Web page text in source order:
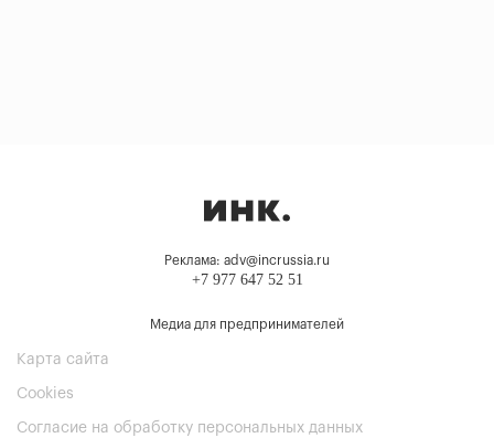
Реклама: adv@incrussia.ru
+7 977 647 52 51
Медиа для предпринимателей
Карта сайта
Cookies
Согласие на обработку персональных данных